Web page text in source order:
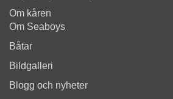
Om kåren
Om Seaboys
Båtar
Bildgalleri
Blogg och nyheter